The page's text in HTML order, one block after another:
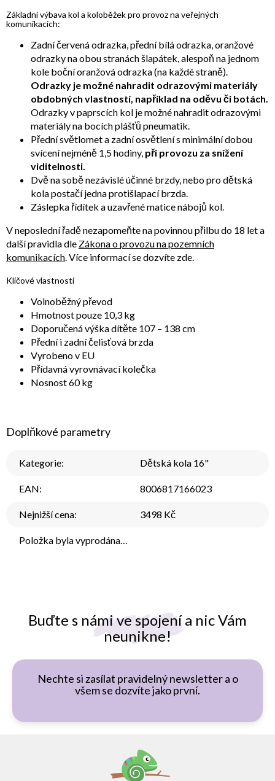
Buďte s námi ve spojení a nic Vám
neunikne!
Nechte si zasílat pravidelný newsletter a o
všem se dozvíte jako první.
Základní výbava kol a koloběžek pro provoz na veřejných
komunikacích:
Zadní červená odrazka, přední bílá odrazka, oranžové
odrazky na obou stranách šlapátek, alespoň na jednom
kole boční oranžová odrazka (na každé straně).
Odrazky je možné nahradit odrazovými materiály
obdobných vlastností, například na oděvu či botách.
Odrazky v paprscích kol je možné nahradit odrazovými
materiály na bocích plášťů pneumatik.
Přední světlomet a zadní osvětlení s minimální dobou
svícení nejméně 1,5 hodiny, při provozu za snížení
viditelnosti.
Dvě na sobě nezávislé účinné brzdy, nebo pro dětská
kola postačí jedna protišlapací brzda.
Záslepka řídítek a uzavřené matice nábojů kol.
V neposlední řadě nezapomeňte na povinnou přilbu do 18 let a
další pravidla dle Zákona o provozu na pozemních
komunikacích. Více informací se dozvíte zde.
Klíčové vlastnosti
Volnoběžný převod
Hmotnost pouze 10,3 kg
Doporučená výška dítěte 107 – 138 cm
Přední i zadní čelisťová brzda
Vyrobeno v EU
Přídavná vyrovnávací kolečka
Nosnost 60 kg
Doplňkové parametry
Kategorie: Dětská kola 16"
EAN: 8006817166023
Nejnižší cena: 3498 Kč
Položka byla vyprodána…